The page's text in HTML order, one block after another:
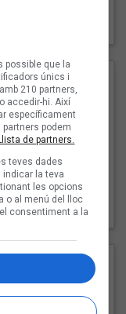
possible que la
únics i
210 partners,
accedir-hi. Així
específicament
podem
de partners.
teves dades
la teva
les opcions
o al menú del lloc
consentiment a la